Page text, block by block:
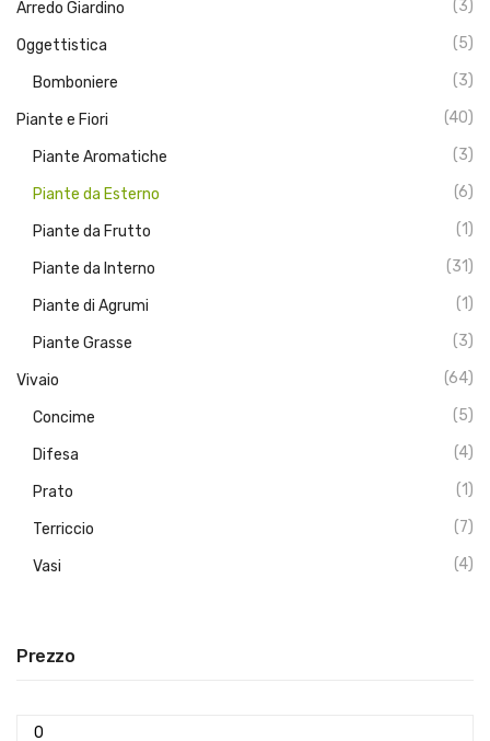
Arredo Giardino (3)
Oggettistica (5)
Bomboniere (3)
Piante e Fiori (40)
Piante Aromatiche (3)
Piante da Esterno (6)
Piante da Frutto (1)
Piante da Interno (31)
Piante di Agrumi (1)
Piante Grasse (3)
Vivaio (64)
Concime (5)
Difesa (4)
Prato (1)
Terriccio (7)
Vasi (4)
Prezzo
Prezzo